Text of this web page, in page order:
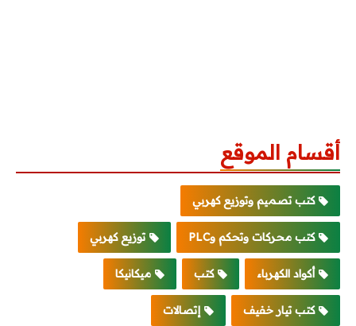
أقسام الموقع
كتب تصميم وتوزيع كهربي
كتب محركات وتحكم وPLC توزيع كهربي
أكواد الكهرباء كتب ميكانيكا
كتب تيار خفيف إتصالات